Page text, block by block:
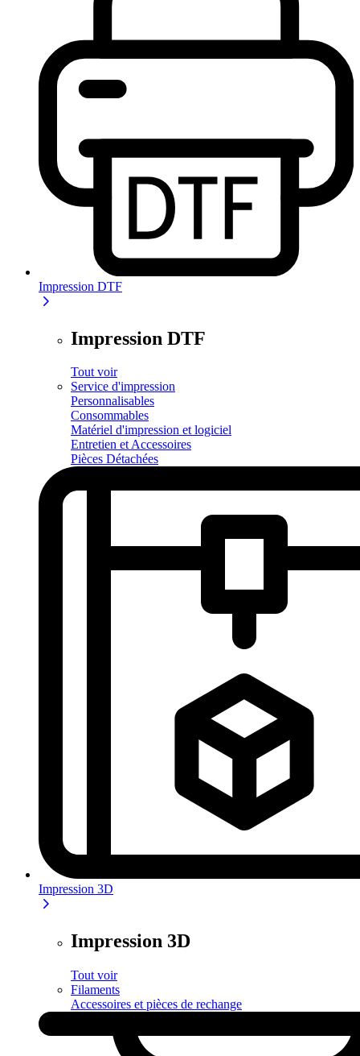
Impression DTF
Impression DTF
Tout voir
Service d'impression
Personnalisables
Consommables
Matériel d'impression et logiciel
Entretien et Accessoires
Pièces Détachées
Impression 3D
Impression 3D
Tout voir
Filaments
Accessoires et pièces de rechange